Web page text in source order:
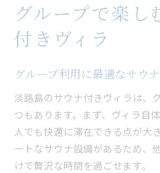
グループで楽し
付きヴィラ
グループ利用に最適なサウ
淡路島のサウナ付きヴィラは、
つもあります。まず、ヴィラ自
人でも快適に滞在できる点が大
ートなサウナ設備があるため、
けで贅沢な時間を過ごせます。